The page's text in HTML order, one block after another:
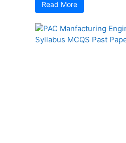
Read More